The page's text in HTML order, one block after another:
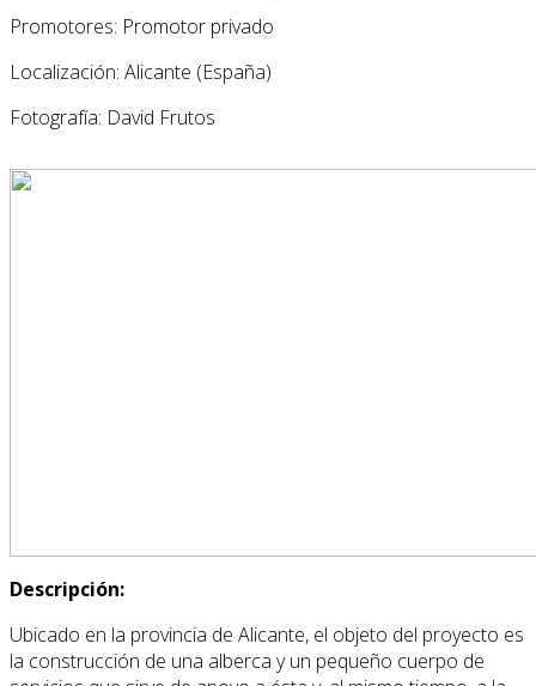
Promotores: Promotor privado
Localización: Alicante (España)
Fotografía: David Frutos
Descripción:
Ubicado en la provincia de Alicante, el objeto del proyecto es
la construcción de una alberca y un pequeño cuerpo de